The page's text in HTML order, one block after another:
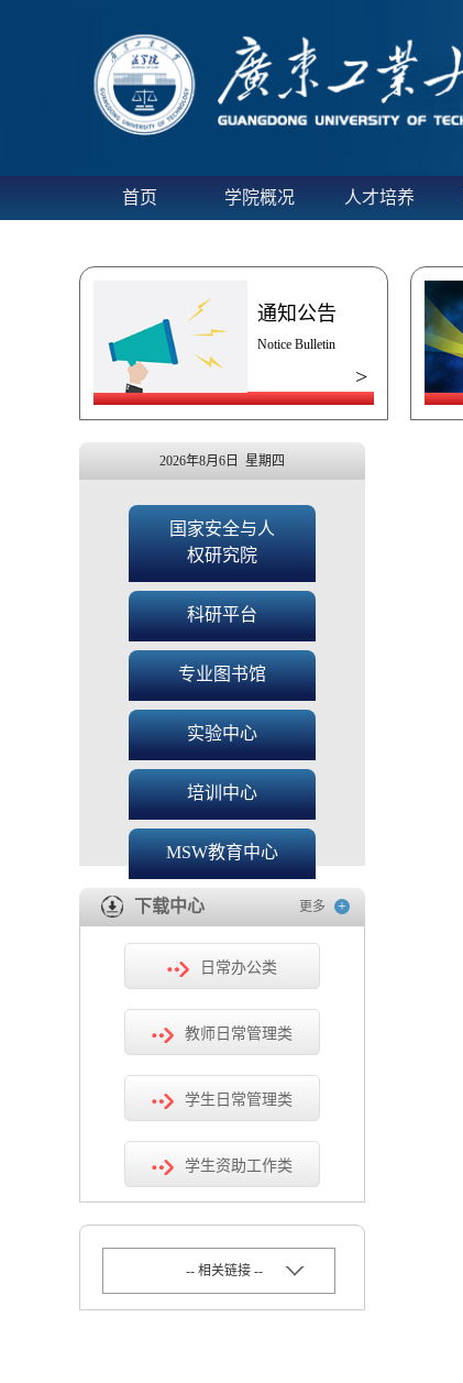
首页 学院概况 人才培养
通知公告
Notice Bulletin
>
2026年8月6日 星期四
国家安全与人
权研究院
科研平台
专业图书馆
实验中心
培训中心
MSW教育中心
下载中心 更多 +
日常办公类
教师日常管理类
学生日常管理类
学生资助工作类
-- 相关链接 --